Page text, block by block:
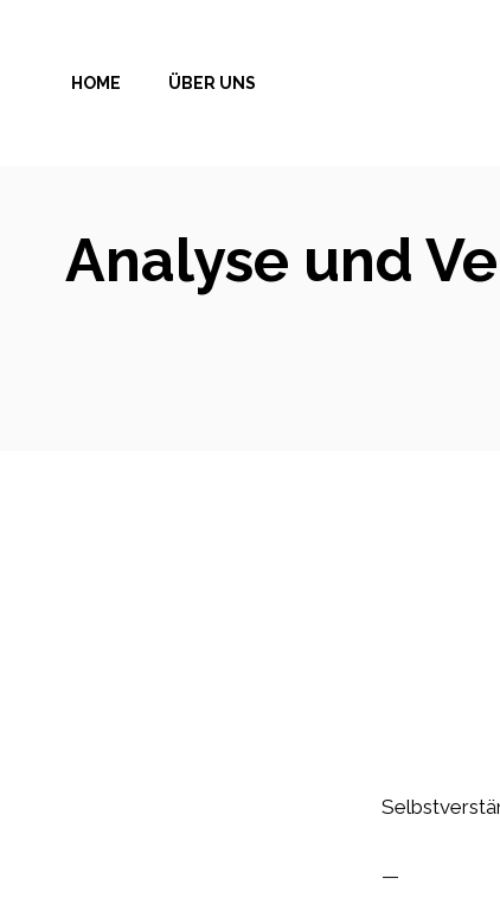
springenHOME ÜBER UNS
Analyse und
—